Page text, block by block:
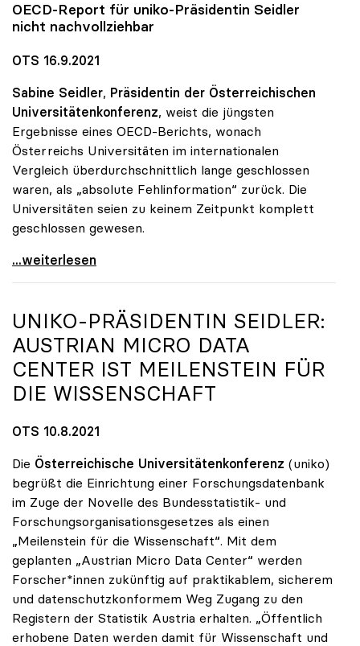
OECD-Report für uniko-Präsidentin Seidler
nicht nachvollziehbar
OTS 16.9.2021
Sabine Seidler, Präsidentin der Österreichischen
Universitätenkonferenz, weist die jüngsten
Ergebnisse eines OECD-Berichts, wonach
Österreichs Universitäten im internationalen
Vergleich überdurchschnittlich lange geschlossen
waren, als „absolute Fehlinformation“ zurück. Die
Universitäten seien zu keinem Zeitpunkt komplett
geschlossen gewesen.
Österreichische Unis weisen Bericht über
...weiterlesen
UNIKO-PRÄSIDENTIN SEIDLER:
AUSTRIAN MICRO DATA
CENTER IST MEILENSTEIN FÜR
DIE WISSENSCHAFT
OTS 10.8.2021
Die Österreichische Universitätenkonferenz (uniko)
begrüßt die Einrichtung einer Forschungsdatenbank
im Zuge der Novelle des Bundesstatistik- und
Forschungsorganisationsgesetzes als einen
„Meilenstein für die Wissenschaft“. Mit dem
geplanten „Austrian Micro Data Center“ werden
Forscher*innen zukünftig auf praktikablem, sicherem
und datenschutzkonformem Weg Zugang zu den
Registern der Statistik Austria erhalten. „Öffentlich
erhobene Daten werden damit für Wissenschaft und